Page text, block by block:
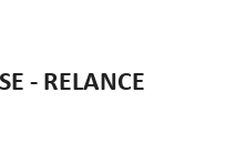
- RELANCE